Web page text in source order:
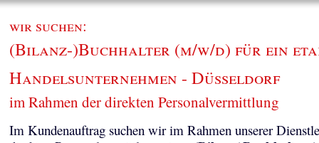
wir suchen:
(Bilanz-)Buchhalter (m/w/d) für ein
Handelsunternehmen - Düsseldorf
im Rahmen der direkten Personalvermittlung
Im Kundenauftrag suchen wir im Rahmen unserer